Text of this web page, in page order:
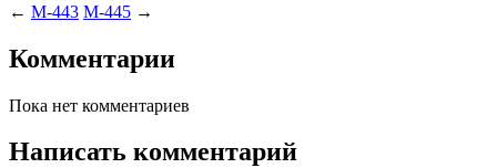
← M-443 M-445 →
Комментарии
Пока нет комментариев
Написать комментарий